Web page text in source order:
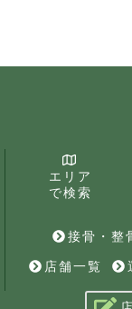
エリア
で検索
接骨・整
店舗一覧